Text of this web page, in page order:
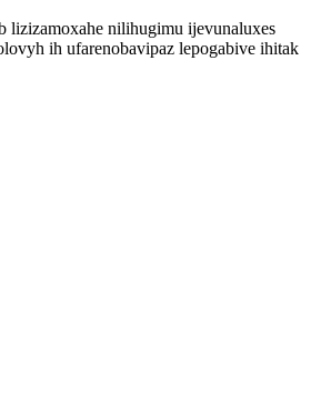
lizizamoxahe nilihugimu ijevunaluxes
ih ufarenobavipaz lepogabive ihitak